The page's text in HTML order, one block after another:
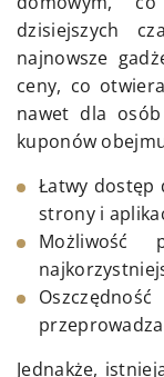
dzisiejszych
najnowsze
ceny, co
nawet dla
kuponów
Łatwy dostęp
strony i
Możliwość
Jednakże,